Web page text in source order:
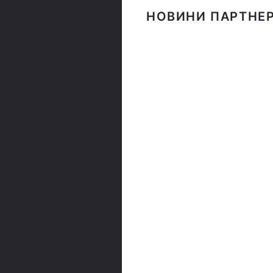
НОВИНИ